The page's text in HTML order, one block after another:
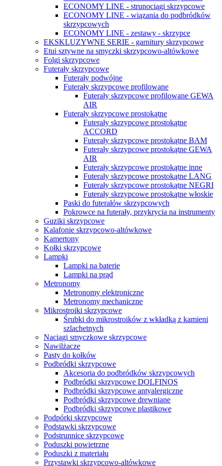
ECONOMY LINE - strunociągi skrzypcowe
ECONOMY LINE - wiązania do podbródków
skrzypcowych
ECONOMY LINE - zestawy - skrzypce
EKSKLUZYWNE SERIE - garnitury skrzypcowe
Etui sztywne na smyczki skrzypcowo-altówkowe
Folgi skrzypcowe
Futerały skrzypcowe
Futerały podwójne
Futerały skrzypcowe profilowane
Futerały skrzypcowe profilowane GEWA
AIR
Futerały skrzypcowe prostokątne
Futerały skrzypcowe prostokątne
ACCORD
Futerały skrzypcowe prostokątne BAM
Futerały skrzypcowe prostokątne GEWA
AIR
Futerały skrzypcowe prostokątne inne
Futerały skrzypcowe prostokątne LANG
Futerały skrzypcowe prostokątne NEGRI
Futerały skrzypcowe prostokątne włoskie
Paski do futerałów skrzypcowych
Pokrowce na futerały, przykrycia na instrumenty
Guziki skrzypcowe
Kalafonie skrzypcowo-altówkowe
Kamertony
Kołki skrzypcowe
Lampki
Lampki na baterie
Lampki na prąd
Metronomy
Metronomy elektroniczne
Metronomy mechaniczne
Mikrostroiki skrzypcowe
Śrubki do mikrostroików z wkładką z kamieni
szlachetnych
Naciągi smyczkowe skrzypcowe
Nawilżacze
Pasty do kołków
Podbródki skrzypcowe
Akcesoria do podbródków skrzypcowych
Podbródki skrzypcowe DOLFINOS
Podbródki skrzypcowe antyalergiczne
Podbródki skrzypcowe drewniane
Podbródki skrzypcowe plastikowe
Podpórki skrzypcowe
Podstawki skrzypcowe
Podstrunnice skrzypcowe
Poduszki powietrzne
Poduszki z materiału
Przystawki skrzypcowo-altówkowe